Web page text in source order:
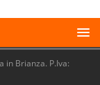
in Brianza. P.Iva: